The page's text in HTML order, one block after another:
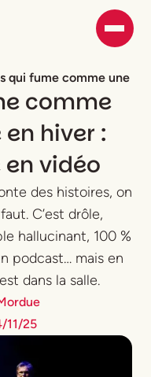
qui fume comme une
comme
hiver :
vidéo
des histoires, on
C’est drôle,
hallucinant, 100 %
podcast… mais en
dans la salle.
/11/25